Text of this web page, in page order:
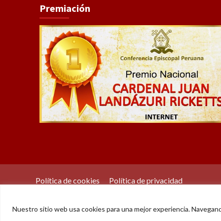
Nuestro sitio web usa cookies para una mejor experiencia.
Premiación
Política de cookies Política de privacidad
©